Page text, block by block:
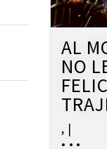
AL
NO
, |
• • •